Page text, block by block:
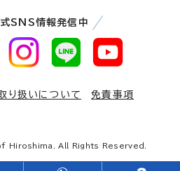
SNS情報発信中
り扱いについて
免責事項
Hiroshima. All Rights Reserved.